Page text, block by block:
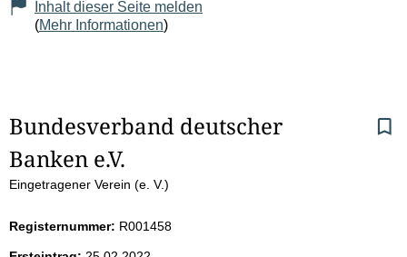
Inhalt dieser Seite melden
(Mehr Informationen)
S
e
t
Bundesverband deutscher
Banken e.V.
Eingetragener Verein (e. V.)
Registernummer: R001458